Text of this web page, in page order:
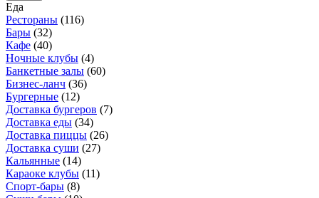
Еда
Рестораны (116)
Бары (32)
Кафе (40)
Ночные клубы (4)
Банкетные залы (60)
Бизнес-ланч (36)
Бургерные (12)
Доставка бургеров (7)
Доставка еды (34)
Доставка пиццы (26)
Доставка суши (27)
Кальянные (14)
Караоке клубы (11)
Спорт-бары (8)